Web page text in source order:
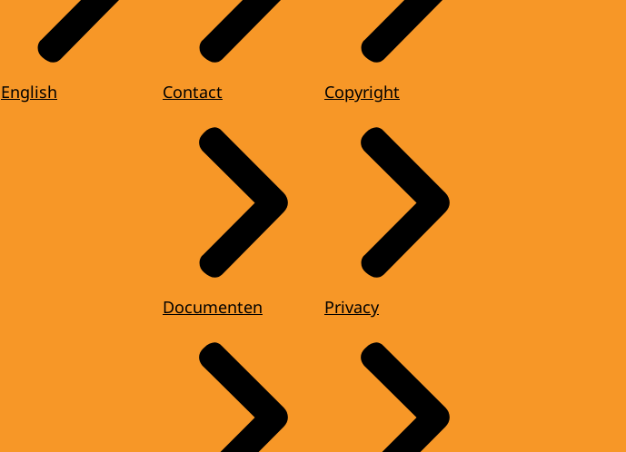
English Contact
Documenten
Copyright
Privacy